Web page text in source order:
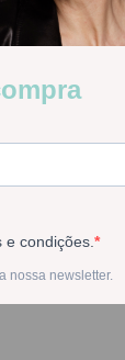
de